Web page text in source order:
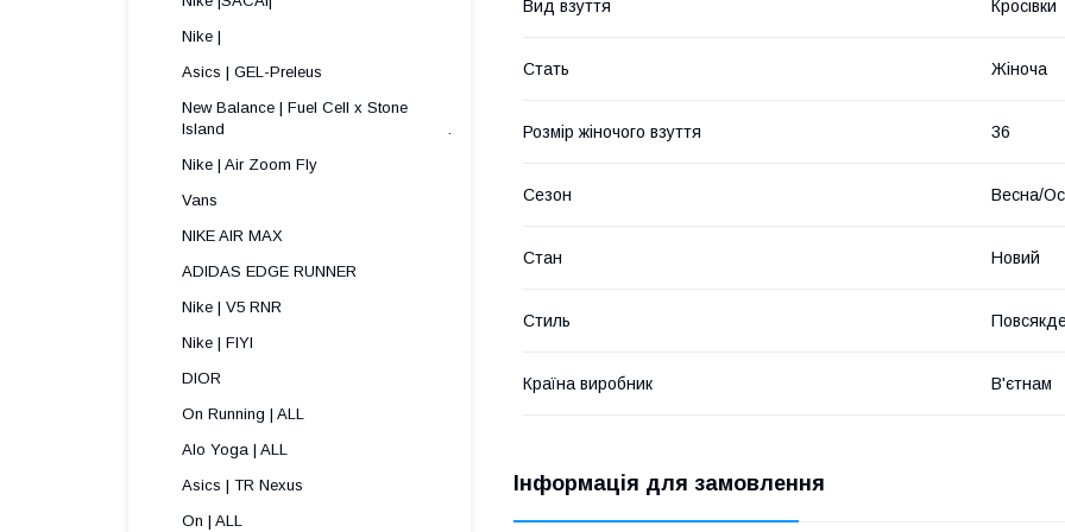
Вид взуття Кросівки
Стать Жіноча
Розмір жіночого взуття 36
Сезон Весна/
Стан Новий
Стиль
Країна виробник В'єтнам
Інформація для замовлення
Nike |
Asics | GEL-Preleus
New Balance | Fuel Cell x Stone
Island .
Nike | Air Zoom Fly
Vans
NIKE AIR MAX
ADIDAS EDGE RUNNER
Nike | V5 RNR
Nike | FIYI
DIOR
On Running | ALL
Alo Yoga | ALL
Asics | TR Nexus
On | ALL